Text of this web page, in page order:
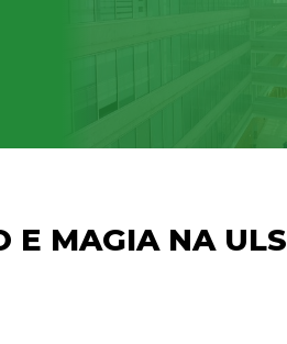
E MAGIA NA ULS